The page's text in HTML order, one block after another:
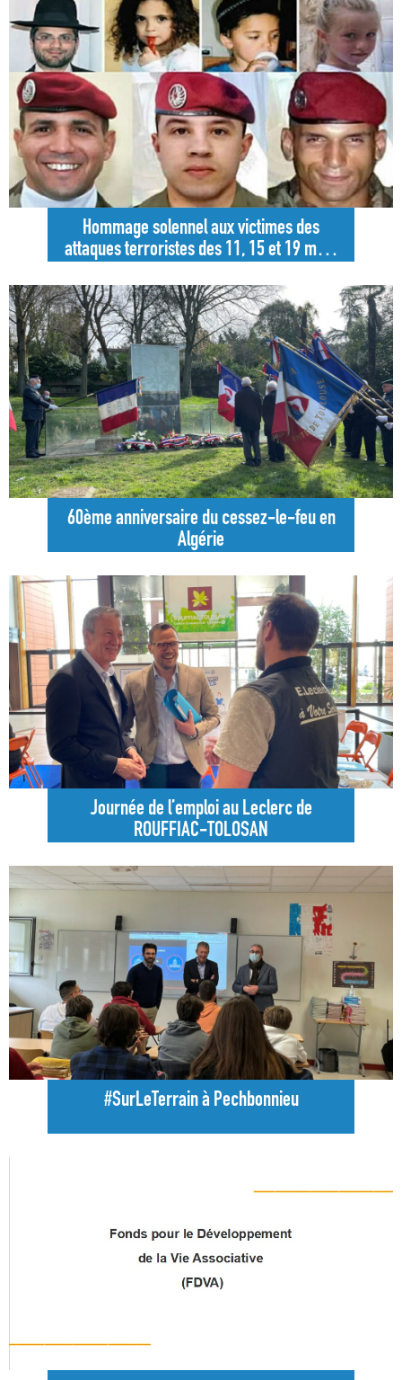
Hommage solennel aux victimes des
attaques terroristes des 11, 15 et 19 mars
60ème anniversaire du cessez-le-feu en
Algérie
Journée de l’emploi au Leclerc de
ROUFFIAC-TOLOSAN
#SurLeTerrain à Pechbonnieu